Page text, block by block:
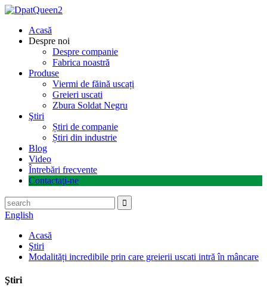
Acasă
Despre noi
Despre companie
Fabrica noastră
Produse
Viermi de făină uscați
Greieri uscati
Zbura Soldat Negru
Ştiri
Știri de companie
Știri din industrie
Blog
Video
Întrebări frecvente
Contactaţi-ne
English
Acasă
Ştiri
Modalități incredibile prin care greierii uscati intră în mâncare
Ştiri